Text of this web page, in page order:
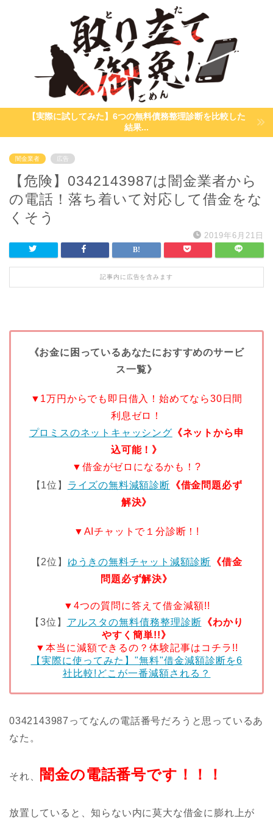
【実際に試してみた】6つの無料債務整理診断を比較した
結果...
闇金業者 広告
【危険】0342143987は闇金業者から
の電話！落ち着いて対応して借金をな
くそう
2019年6月21日
記事内に広告を含みます
《お金に困っているあなたにおすすめのサービ
ス一覧》
▼1万円からでも即日借入！始めてなら30日間
利息ゼロ！
プロミスのネットキャッシング 《ネットから申
込可能！》
▼借金がゼロになるかも！?
【1位】 ライズの無料減額診断
《借金問題必ず
解決》
▼AIチャットで１分診断！!
【2位】 ゆうきの無料チャット減額診断
《借金
問題必ず解決》
▼4つの質問に答えて借金減額!!
【3位】 アルスタの無料債務整理診断 《わかり
やすく簡単!!》
▼本当に減額できるの？体験記事はコチラ!!
【実際に使ってみた】"無料"借金減額診断を6
社比較!どこが一番減額される？
0342143987ってなんの電話番号だろうと思っているあ
なた。
それ、 闇金の電話番号です！！！
放置していると、知らない内に莫大な借金に膨れ上が